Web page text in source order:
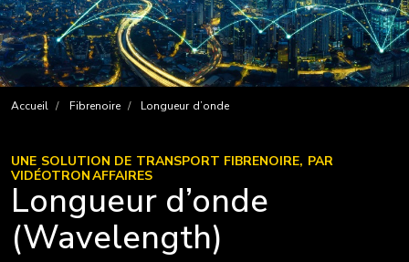
Accueil Fibrenoire Longueur d’onde
UNE SOLUTION DE TRANSPORT FIBRENOIRE, PAR
VIDÉOTRON AFFAIRES
Longueur d’onde
(Wavelength)